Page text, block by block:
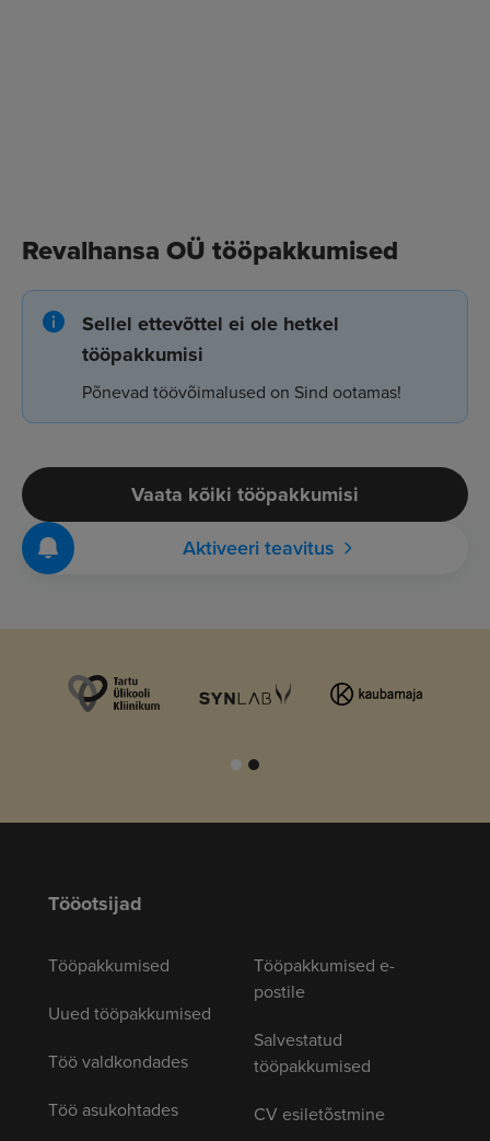
Revalhansa OÜ tööpakkumised
Sellel ettevõttel ei ole hetkel
tööpakkumisi
Põnevad töövõimalused on Sind ootamas!
Vaata kõiki tööpakkumisi
Aktiveeri teavitus
Tööotsijad
Tööpakkumised
Uued tööpakkumised
Töö valdkondades
Töö asukohtades
Tööpakkumised e-
postile
Salvestatud
tööpakkumised
CV esiletõstmine